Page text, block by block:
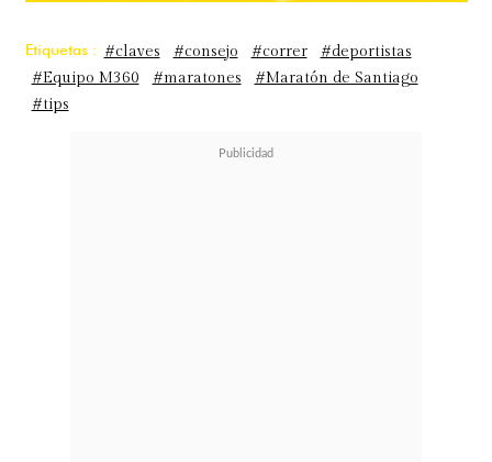
Etiquetas : #claves #consejo #correr
#deportistas
#Equipo M360
#maratones
#Maratón de Santiago
#tips